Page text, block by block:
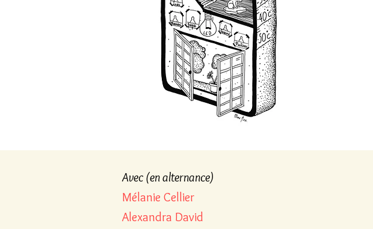
Avec (en alternance)
Mélanie Cellier
Alexandra David